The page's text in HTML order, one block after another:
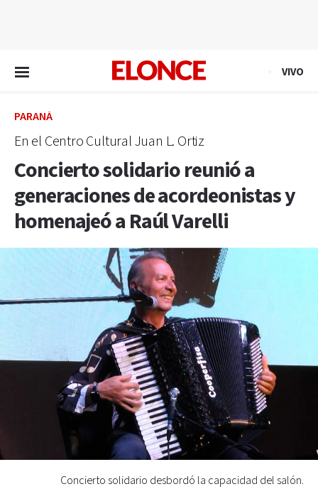
VIVO
PARANÁ
En el Centro Cultural Juan L. Ortiz
Concierto solidario reunió a
generaciones de acordeonistas y
homenajeó a Raúl Varelli
Concierto solidario desbordó la capacidad del salón.